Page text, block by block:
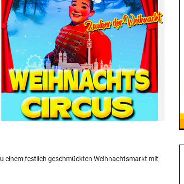
einem festlich geschmückten Weihnachtsmarkt mit